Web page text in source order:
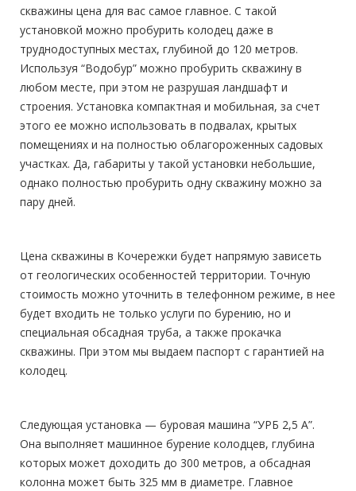
скважины цена для вас самое главное. С такой
установкой можно пробурить колодец даже в
труднодоступных местах, глубиной до 120 метров.
Используя “Водобур” можно пробурить скважину в
любом месте, при этом не разрушая ландшафт и
строения. Установка компактная и мобильная, за счет
этого ее можно использовать в подвалах, крытых
помещениях и на полностью облагороженных садовых
участках. Да, габариты у такой установки небольшие,
однако полностью пробурить одну скважину можно за
пару дней.
Цена скважины в Кочережки будет напрямую зависеть
от геологических особенностей территории. Точную
стоимость можно уточнить в телефонном режиме, в нее
будет входить не только услуги по бурению, но и
специальная обсадная труба, а также прокачка
скважины. При этом мы выдаем паспорт с гарантией на
колодец.
Следующая установка — буровая машина “УРБ 2,5 А”.
Она выполняет машинное бурение колодцев, глубина
которых может доходить до 300 метров, а обсадная
колонна может быть 325 мм в диаметре. Главное